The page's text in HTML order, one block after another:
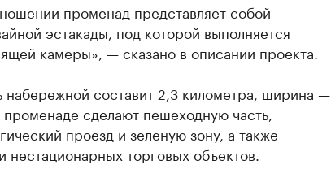
променад представляет собой
эстакады, под которой выполняется
камеры», — сказано в описании проекта.
составит 2,3 километра, ширина —
сделают пешеходную часть,
проезд и зеленую зону, а также
нестационарных торговых объектов.